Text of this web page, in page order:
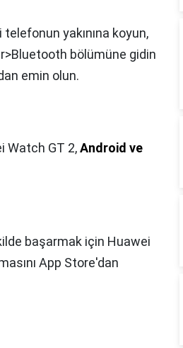
yakınına koyun,
bölümüne gidin
emin olun.
Watch GT 2,Android ve
başarmak için Huawei
App Store'dan